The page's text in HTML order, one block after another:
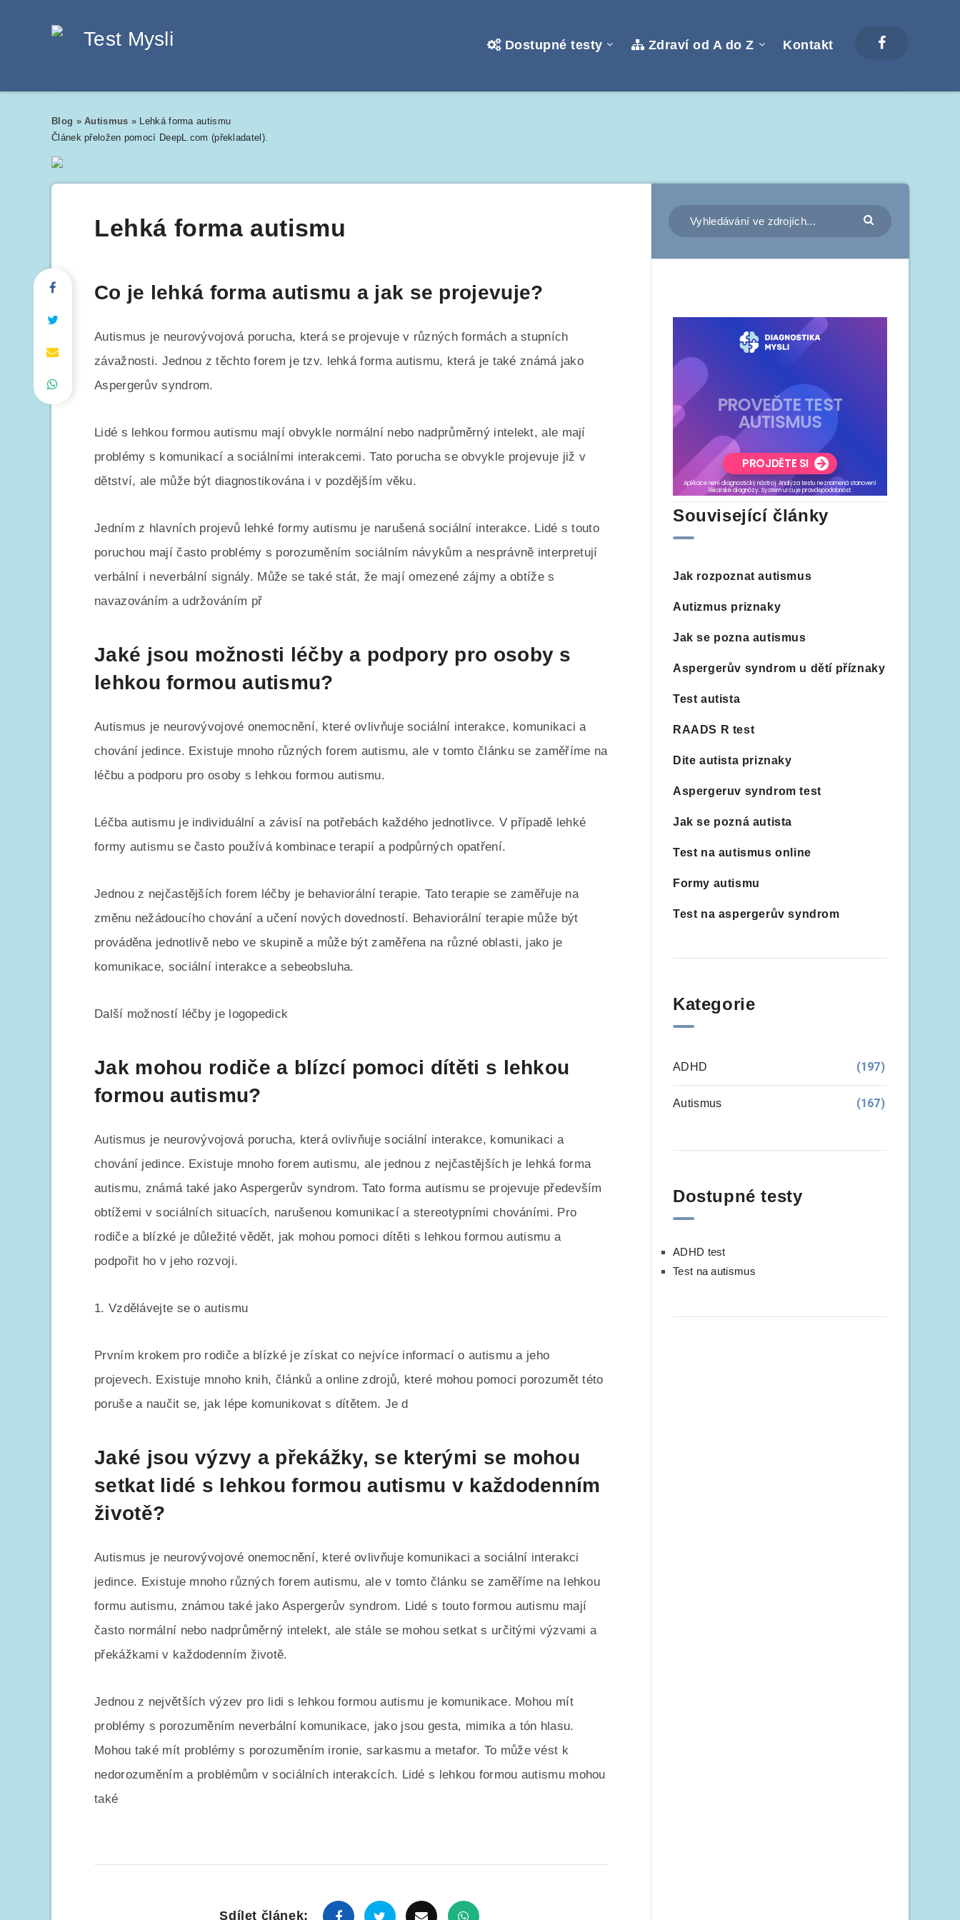
Dostupné testy Zdraví od A do Z Kontakt
Blog »Autismus » Lehká forma autismu
Článek přeložen pomocí DeepL.com (překladatel).
Lehká forma autismu
Co je lehká forma autismu a jak se projevuje?
Autismus je neurovývojová porucha, která se projevuje v různých formách a stupních
závažnosti. Jednou z těchto forem je tzv. lehká forma autismu, která je také známá jako
Aspergerův syndrom.
Lidé s lehkou formou autismu mají obvykle normální nebo nadprůměrný intelekt, ale mají
problémy s komunikací a sociálními interakcemi. Tato porucha se obvykle projevuje již v
dětství, ale může být diagnostikována i v pozdějším věku.
Jedním z hlavních projevů lehké formy autismu je narušená sociální interakce. Lidé s touto
poruchou mají často problémy s porozuměním sociálním návykům a nesprávně interpretují
verbální i neverbální signály. Může se také stát, že mají omezené zájmy a obtíže s
navazováním a udržováním př
Jaké jsou možnosti léčby a podpory pro osoby s
lehkou formou autismu?
Autismus je neurovývojové onemocnění, které ovlivňuje sociální interakce, komunikaci a
chování jedince. Existuje mnoho různých forem autismu, ale v tomto článku se zaměříme na
léčbu a podporu pro osoby s lehkou formou autismu.
Léčba autismu je individuální a závisí na potřebách každého jednotlivce. V případě lehké
formy autismu se často používá kombinace terapií a podpůrných opatření.
Jednou z nejčastějších forem léčby je behaviorální terapie. Tato terapie se zaměřuje na
změnu nežádoucího chování a učení nových dovedností. Behaviorální terapie může být
prováděna jednotlivě nebo ve skupině a může být zaměřena na různé oblasti, jako je
komunikace, sociální interakce a sebeobsluha.
Další možností léčby je logopedick
Jak mohou rodiče a blízcí pomoci dítěti s lehkou
formou autismu?
Autismus je neurovývojová porucha, která ovlivňuje sociální interakce, komunikaci a
chování jedince. Existuje mnoho forem autismu, ale jednou z nejčastějších je lehká forma
autismu, známá také jako Aspergerův syndrom. Tato forma autismu se projevuje především
obtížemi v sociálních situacích, narušenou komunikací a stereotypními chováními. Pro
rodiče a blízké je důležité vědět, jak mohou pomoci dítěti s lehkou formou autismu a
podpořit ho v jeho rozvoji.
1. Vzdělávejte se o autismu
Prvním krokem pro rodiče a blízké je získat co nejvíce informací o autismu a jeho
projevech. Existuje mnoho knih, článků a online zdrojů, které mohou pomoci porozumět této
poruše a naučit se, jak lépe komunikovat s dítětem. Je d
Jaké jsou výzvy a překážky, se kterými se mohou
setkat lidé s lehkou formou autismu v každodenním
životě?
Autismus je neurovývojové onemocnění, které ovlivňuje komunikaci a sociální interakci
jedince. Existuje mnoho různých forem autismu, ale v tomto článku se zaměříme na lehkou
formu autismu, známou také jako Aspergerův syndrom. Lidé s touto formou autismu mají
často normální nebo nadprůměrný intelekt, ale stále se mohou setkat s určitými výzvami a
překážkami v každodenním životě.
Jednou z největších výzev pro lidi s lehkou formou autismu je komunikace. Mohou mít
problémy s porozuměním neverbální komunikace, jako jsou gesta, mimika a tón hlasu.
Mohou také mít problémy s porozuměním ironie, sarkasmu a metafor. To může vést k
nedorozuměním a problémům v sociálních interakcích. Lidé s lehkou formou autismu mohou
také
Sdílet článek:
Související články
Jak rozpoznat autismus
Autizmus priznaky
Jak se pozna autismus
Aspergerův syndrom u dětí příznaky
Test autista
RAADS R test
Dite autista priznaky
Aspergeruv syndrom test
Jak se pozná autista
Test na autismus online
Formy autismu
Test na aspergerův syndrom
Kategorie
ADHD (197)
Autismus (167)
Dostupné testy
ADHD test
Test na autismus